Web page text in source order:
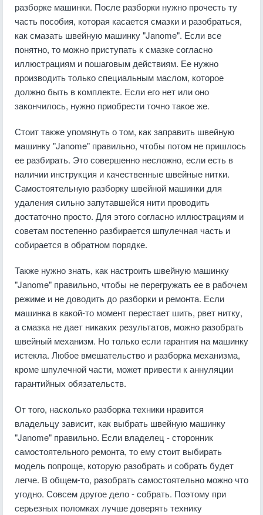
разборке машинки. После разборки нужно прочесть ту
часть пособия, которая касается смазки и разобраться,
как смазать швейную машинку "Janome". Если все
понятно, то можно приступать к смазке согласно
иллюстрациям и пошаговым действиям. Ее нужно
производить только специальным маслом, которое
должно быть в комплекте. Если его нет или оно
закончилось, нужно приобрести точно такое же.
Стоит также упомянуть о том, как заправить швейную
машинку "Janome" правильно, чтобы потом не пришлось
ее разбирать. Это совершенно несложно, если есть в
наличии инструкция и качественные швейные нитки.
Самостоятельную разборку швейной машинки для
удаления сильно запутавшейся нити проводить
достаточно просто. Для этого согласно иллюстрациям и
советам постепенно разбирается шпулечная часть и
собирается в обратном порядке.
Также нужно знать, как настроить швейную машинку
"Janome" правильно, чтобы не перегружать ее в рабочем
режиме и не доводить до разборки и ремонта. Если
машинка в какой-то момент перестает шить, рвет нитку,
а смазка не дает никаких результатов, можно разобрать
швейный механизм. Но только если гарантия на машинку
истекла. Любое вмешательство и разборка механизма,
кроме шпулечной части, может привести к аннуляции
гарантийных обязательств.
От того, насколько разборка техники нравится
владельцу зависит, как выбрать швейную машинку
"Janome" правильно. Если владелец - сторонник
самостоятельного ремонта, то ему стоит выбирать
модель попроще, которую разобрать и собрать будет
легче. В общем-то, разобрать самостоятельно можно что
угодно. Совсем другое дело - собрать. Поэтому при
серьезных поломках лучше доверять технику